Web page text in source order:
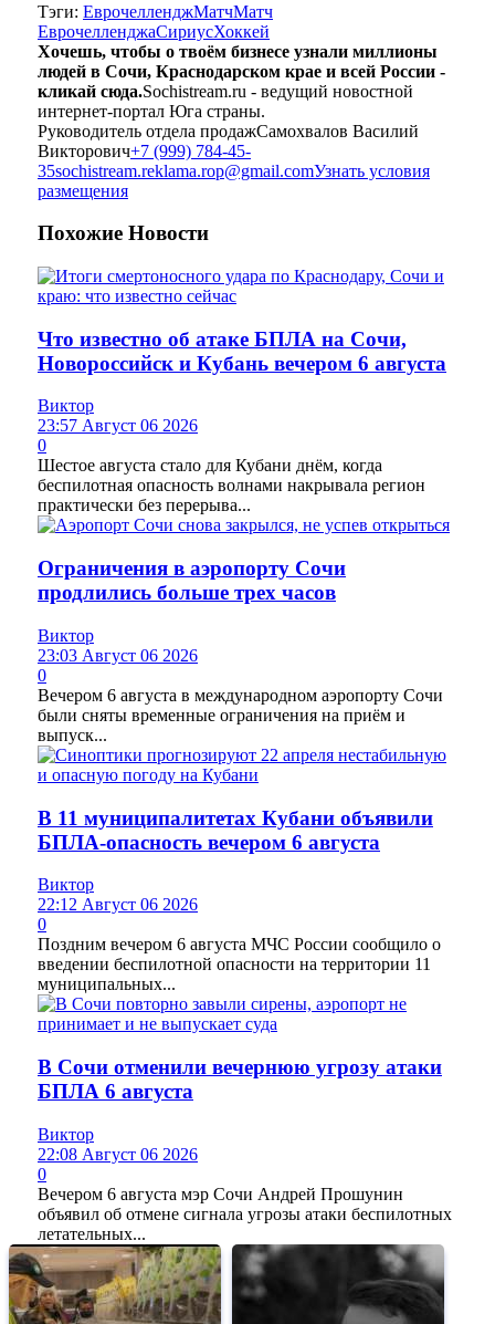
Тэги: ЕврочелленджМатчМатч
ЕврочелленджаСириусХоккей
Хочешь, чтобы о твоём бизнесе узнали миллионы
людей в Сочи, Краснодарском крае и всей России -
кликай сюда.Sochistream.ru - ведущий новостной
интернет-портал Юга страны.
Руководитель отдела продажСамохвалов Василий
Викторович+7 (999) 784-45-
35sochistream.reklama.rop@gmail.comУзнать условия
размещения
Похожие Новости
Что известно об атаке БПЛА на Сочи,
Новороссийск и Кубань вечером 6 августа
Виктор
23:57 Август 06 2026
0
Шестое августа стало для Кубани днём, когда
беспилотная опасность волнами накрывала регион
практически без перерыва...
Ограничения в аэропорту Сочи
продлились больше трех часов
Виктор
23:03 Август 06 2026
0
Вечером 6 августа в международном аэропорту Сочи
были сняты временные ограничения на приём и
выпуск...
В 11 муниципалитетах Кубани объявили
БПЛА-опасность вечером 6 августа
Виктор
22:12 Август 06 2026
0
Поздним вечером 6 августа МЧС России сообщило о
введении беспилотной опасности на территории 11
муниципальных...
В Сочи отменили вечернюю угрозу атаки
БПЛА 6 августа
Виктор
22:08 Август 06 2026
0
Вечером 6 августа мэр Сочи Андрей Прошунин
объявил об отмене сигнала угрозы атаки беспилотных
летательных...